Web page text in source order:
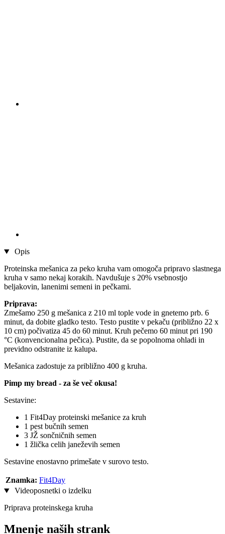
Opis
Proteinska mešanica za peko kruha vam omogoča pripravo slastnega
kruha v samo nekaj korakih. Navdušuje s 20% vsebnostjo
beljakovin, lanenimi semeni in pečkami.
Priprava:
Zmešamo 250 g mešanica z 210 ml tople vode in gnetemo prb. 6
minut, da dobite gladko testo. Testo pustite v pekaču (približno 22 x
10 cm) počivatiza 45 do 60 minut. Kruh pečemo 60 minut pri 190
°C (konvencionalna pečica). Pustite, da se popolnoma ohladi in
previdno odstranite iz kalupa.
Mešanica zadostuje za približno 400 g kruha.
Pimp my bread - za še več okusa!
Sestavine:
1 Fit4Day proteinski mešanice za kruh
1 pest bučnih semen
3 JŽ sončničnih semen
1 žlička celih janeževih semen
Sestavine enostavno primešate v surovo testo.
Znamka: Fit4Day
Videoposnetki o izdelku
Priprava proteinskega kruha
Mnenje naših strank